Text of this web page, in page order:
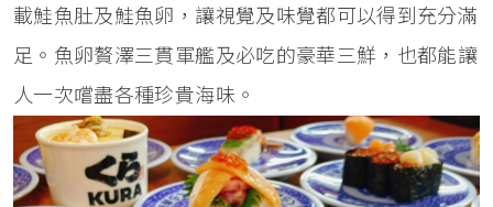
載鮭魚肚及鮭魚卵，讓視覺及味覺都可以得到充分滿
足。魚卵贅澤三貫軍艦及必吃的豪華三鮮，也都能讓
人一次嚐盡各種珍貴海味。